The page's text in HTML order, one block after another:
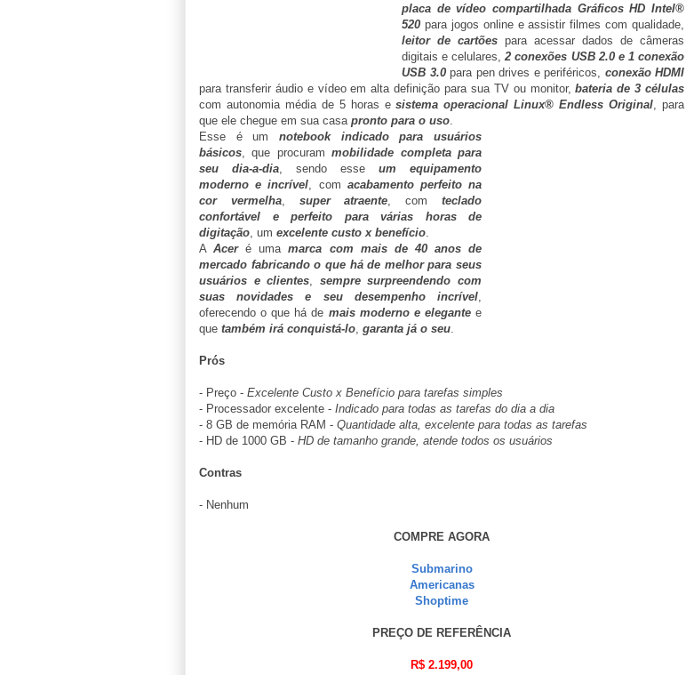
placa de vídeo compartilhada Gráficos HD Intel®
520 para jogos online e assistir filmes com qualidade,
leitor de cartões para acessar dados de câmeras
digitais e celulares,2 conexões USB 2.0 e 1 conexão
USB 3.0para pen drives e periféricos, conexão HDMI
para transferir áudio e vídeo em alta definição para sua TV ou monitor,bateria de 3 células
com autonomia média de 5 horas esistema operacional Linux® Endless Original, para
que ele chegue em sua casa pronto para o uso.
Esse é um notebook indicado para usuários
básicos, que procurammobilidade completa para
seu dia-a-dia, sendo esse um equipamento
moderno e incrível, com acabamento perfeito na
cor vermelha, super atraente, comteclado
confortável e perfeito para várias horas de
digitação, um excelente custo x benefício.
AAceré umamarca com mais de 40 anos de
mercado fabricando o que há de melhor para seus
usuários e clientes, sempre surpreendendo com
suas novidades e seu desempenho incrível,
oferecendo o que há de mais moderno e elegantee
que também irá conquistá-lo, garanta já o seu.
Prós
- Preço - Excelente Custo x Benefício para tarefas simples
- Processador excelente - Indicado para todas as tarefas do dia a dia
- 8 GB de memória RAM - Quantidade alta, excelente para todas as tarefas
- HD de 1000 GB - HD de tamanho grande, atende todos os usuários
Contras
- Nenhum
COMPRE AGORA
Submarino
Americanas
Shoptime
PREÇO DE REFERÊNCIA
R$ 2.199,00